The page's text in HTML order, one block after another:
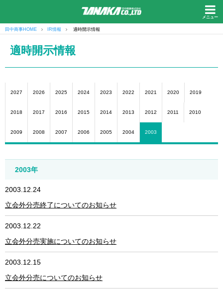
メニュー
田中商事HOME IR情報 適時開示情報
適時開示情報
2027 2026 2025 2024 2023 2022 2021 2020 2019
2018 2017 2016 2015 2014 2013 2012 2011 2010
2009 2008 2007 2006 2005 2004 2003
2003年
2003.12.24
立会外分売終了についてのお知らせ
2003.12.22
立会外分売実施についてのお知らせ
2003.12.15
立会外分売についてのお知らせ